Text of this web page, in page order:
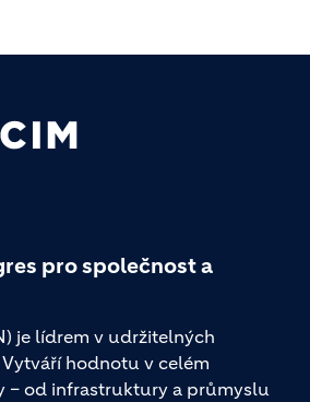
pro společnost a
je lídrem v udržitelných
hodnotu v celém
– od infrastruktury a průmyslu